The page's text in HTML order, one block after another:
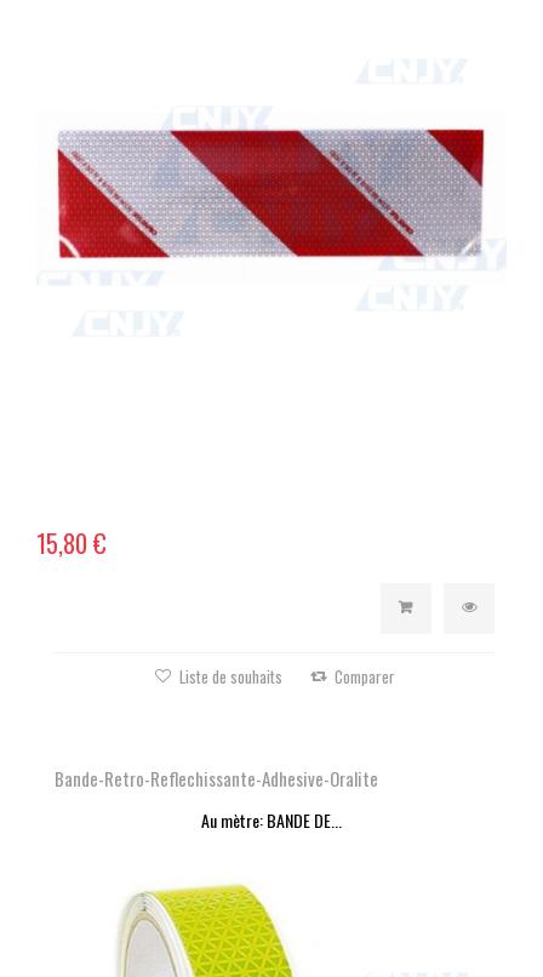
15,80 €
Liste de souhaits Comparer
Bande-Retro-Reflechissante-Adhesive-Oralite
Au mètre: BANDE DE...